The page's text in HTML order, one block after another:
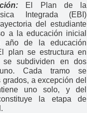
El Plan de la
Integrada (EBI)
del estudiante
a la educación inicial
año de la educación
plan se estructura en
subdividen en dos
Cada tramo se
a excepción del
uno solo, y del
la etapa de